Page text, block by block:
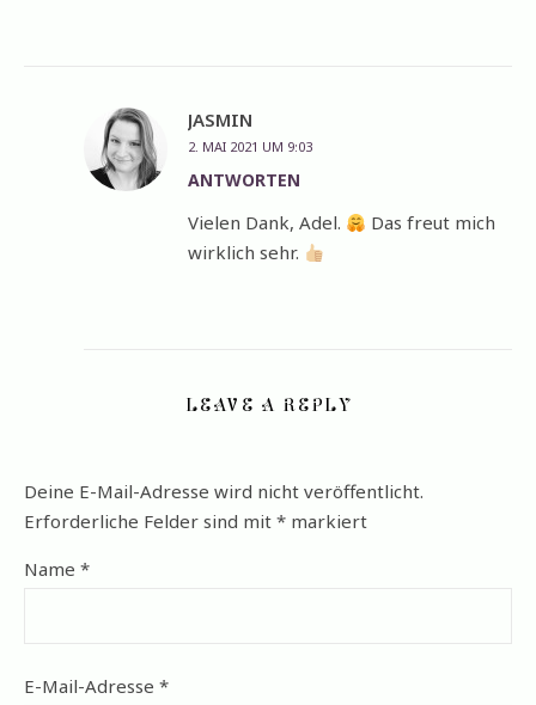
JASMIN
2. MAI 2021 UM 9:03
ANTWORTEN
Vielen Dank, Adel.
Das freut mich
wirklich sehr.
LEAVE A REPLY
Deine E-Mail-Adresse wird nicht veröffentlicht.
Erforderliche Felder sind mit * markiert
Name *
E-Mail-Adresse *